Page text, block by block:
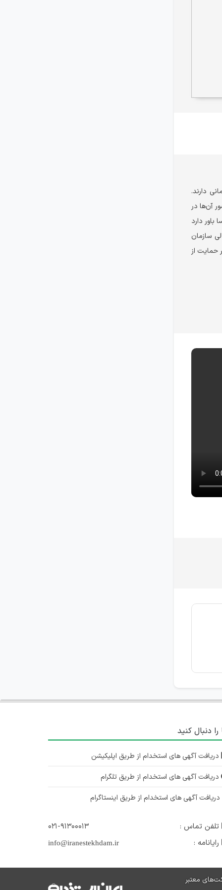
دارند.
آن‌ها در
دارد
سازمان
حمایت از
را دنبال کنید
دریافت آگهی های استخدام از طریق اپلیکیشن
دریافت آگهی های استخدام از طریق تلگرام
دریافت آگهی های استخدام از طریق اینستاگرام
تلفن تماس :
۰۲۱-۹۱۳۰۰۰۱۳
رایانامه :
info@iranestekhdam.ir
معتبر